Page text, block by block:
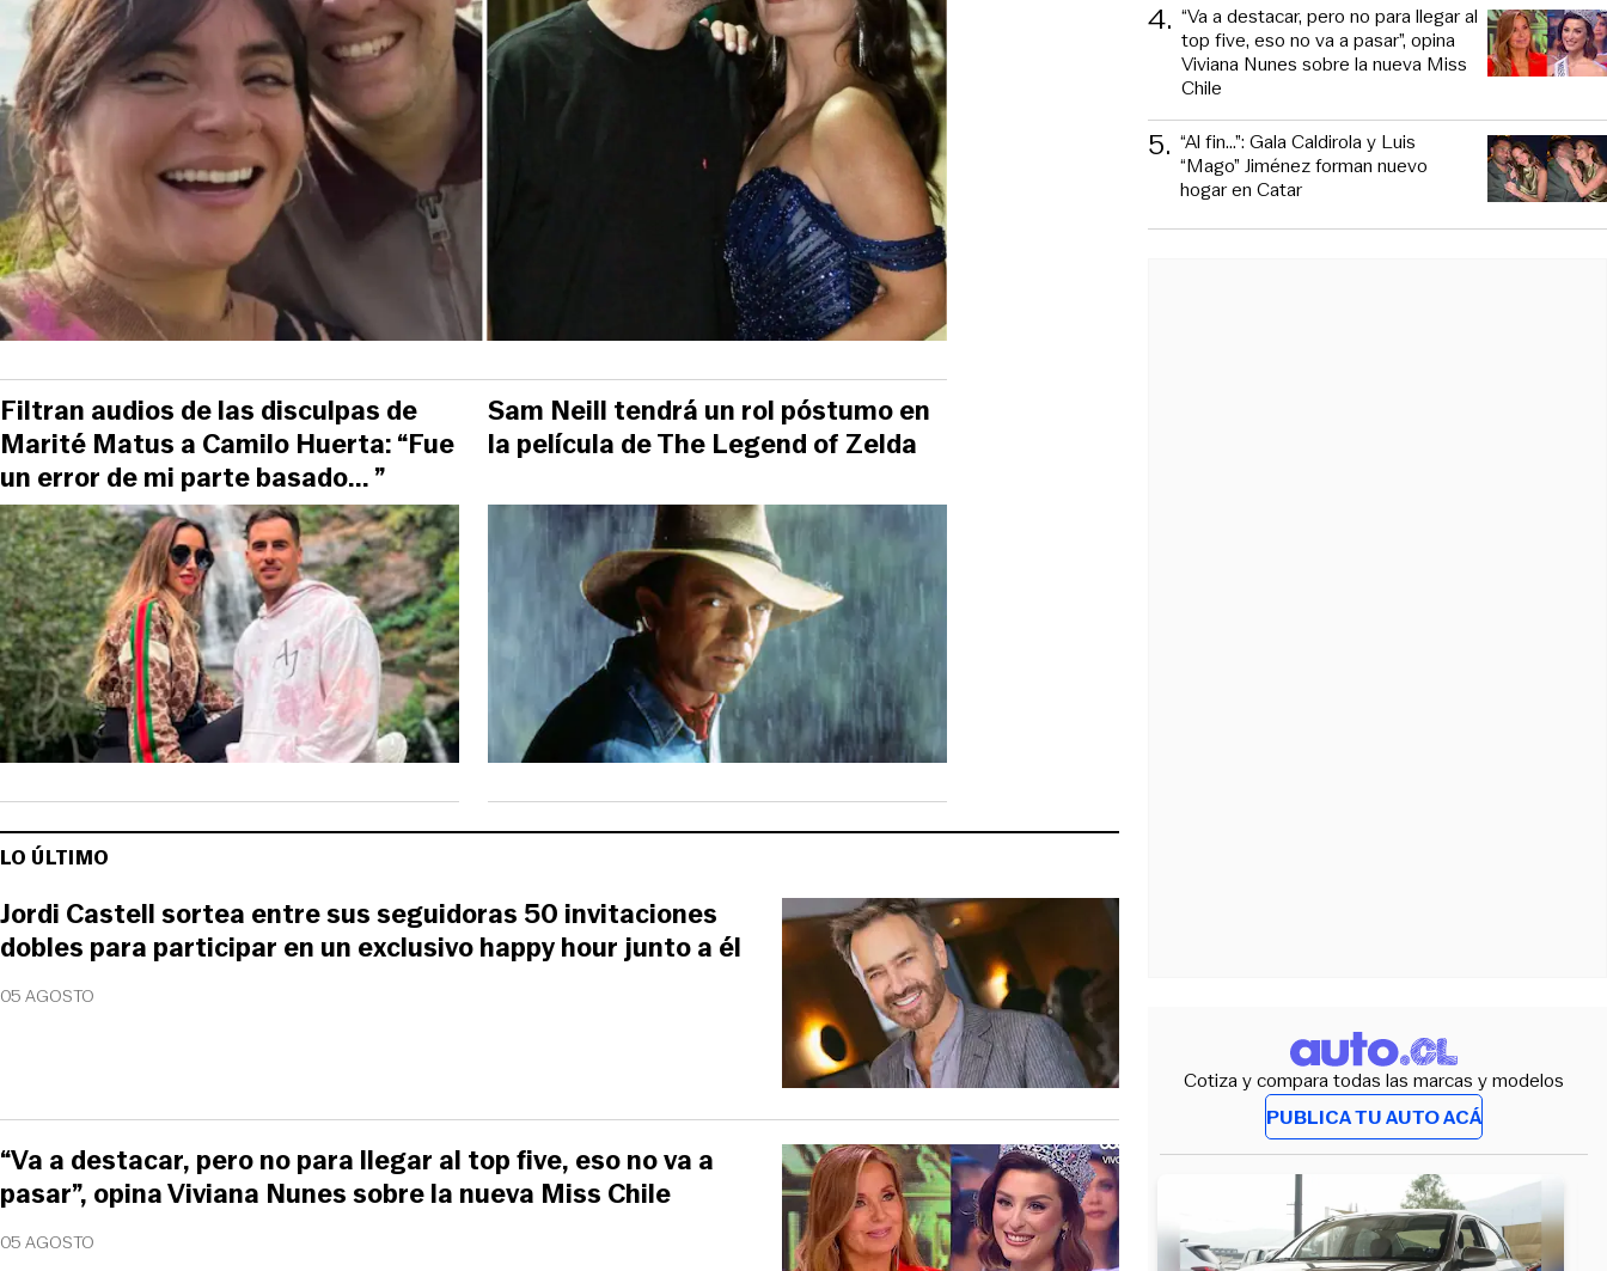
Filtran audios de las disculpas de
Marité Matus a Camilo Huerta: “Fue
un error de mi parte basado... ”
Sam Neill tendrá un rol póstumo en
la película de The Legend of Zelda
LO ÚLTIMO
05 AGOSTO
Jordi Castell sortea entre sus seguidoras 50 invitaciones
dobles para participar en un exclusivo happy hour junto a él
05 AGOSTO
“Va a destacar, pero no para llegar al top five, eso no va a
pasar”, opina Viviana Nunes sobre la nueva Miss Chile
4. “Va a destacar, pero no para llegar al
top five, eso no va a pasar”, opina
Viviana Nunes sobre la nueva Miss
Chile
5. “Al fin…”: Gala Caldirola y Luis
“Mago” Jiménez forman nuevo
hogar en Catar
Cotiza y compara todas las marcas y modelos
PUBLICA TU AUTO ACÁ